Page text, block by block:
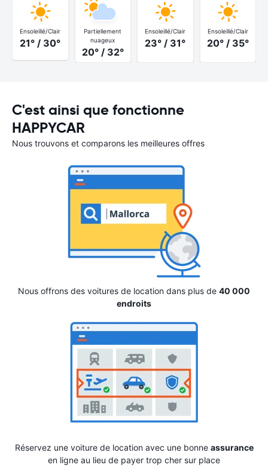
Ensoleillé/Clair
21° / 30°
Partiellement
nuageux
20° / 32°
Ensoleillé/Clair
23° / 31°
Ensoleillé/Clair
20° / 35°
C'est ainsi que fonctionne
HAPPYCAR
Nous trouvons et comparons les meilleures offres
Nous offrons des voitures de location dans plus de 40 000
endroits
Réservez une voiture de location avec une bonne assurance
en ligne au lieu de payer trop cher sur place